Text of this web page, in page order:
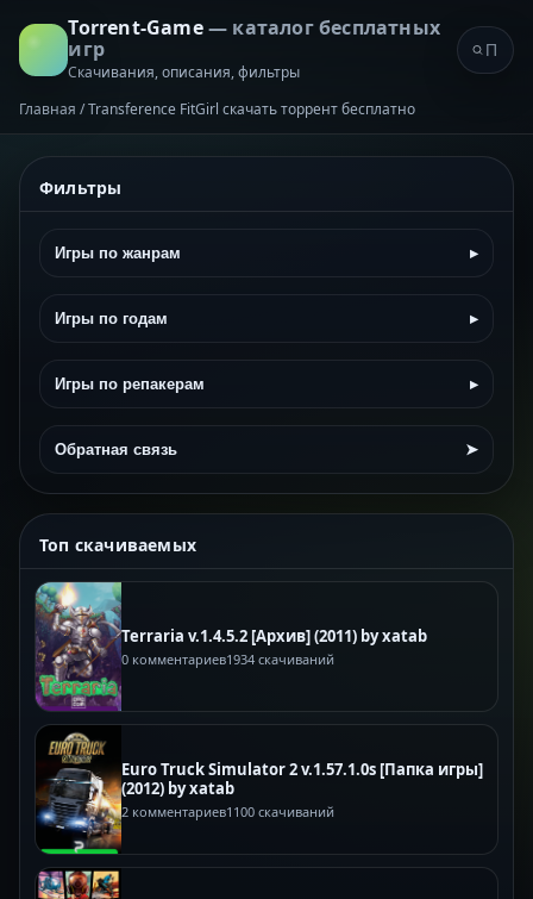
Torrent-Game— каталог бесплатных
игр
Скачивания, описания, фильтры
Главная /Transference FitGirl скачать торрент бесплатно
Фильтры
Игры по жанрам ▸
Игры по годам ▸
Игры по репакерам ▸
Обратная связь ➤
Топ скачиваемых
Terraria v.1.4.5.2 [Архив] (2011) by xatab
0 комментариев1934 скачиваний
Euro Truck Simulator 2 v.1.57.1.0s [Папка игры]
(2012) by xatab
2 комментариев1100 скачиваний